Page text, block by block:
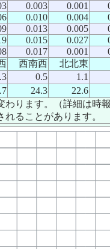
0.003 0.001
0.010 0.004
0.013 0.005
0.015 0.027
0.017 0.001
西南西
北北東
0.5
1.1
24.3
22.6
ります。（詳細は時
ることがあります。